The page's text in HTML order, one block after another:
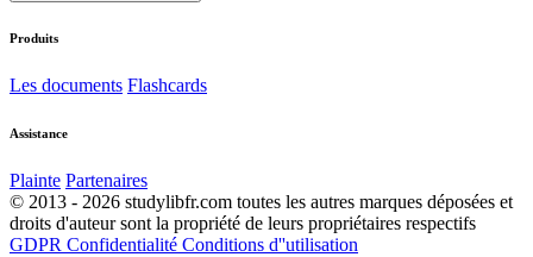
Produits
Les documents Flashcards
Assistance
Plainte Partenaires
© 2013 - 2026 studylibfr.com toutes les autres marques déposées et
droits d'auteur sont la propriété de leurs propriétaires respectifs
GDPR Confidentialité Conditions d''utilisation